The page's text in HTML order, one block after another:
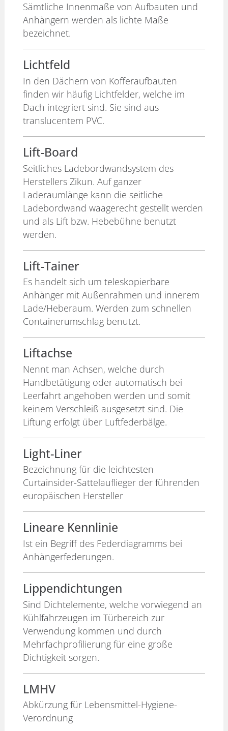
Sämtliche Innenmaße von Aufbauten und
Anhängern werden als lichte Maße
bezeichnet.
Lichtfeld
In den Dächern von Kofferaufbauten
finden wir häufig Lichtfelder, welche im
Dach integriert sind. Sie sind aus
translucentem PVC.
Lift-Board
Seitliches Ladebordwandsystem des
Herstellers Zikun. Auf ganzer
Laderaumlänge kann die seitliche
Ladebordwand waagerecht gestellt werden
und als Lift bzw. Hebebühne benutzt
werden.
Lift-Tainer
Es handelt sich um teleskopierbare
Anhänger mit Außenrahmen und innerem
Lade/Heberaum. Werden zum schnellen
Containerumschlag benutzt.
Liftachse
Nennt man Achsen, welche durch
Handbetätigung oder automatisch bei
Leerfahrt angehoben werden und somit
keinem Verschleiß ausgesetzt sind. Die
Liftung erfolgt über Luftfederbälge.
Light-Liner
Bezeichnung für die leichtesten
Curtainsider-Sattelauflieger der führenden
europäischen Hersteller
Lineare Kennlinie
Ist ein Begriff des Federdiagramms bei
Anhängerfederungen.
Lippendichtungen
Sind Dichtelemente, welche vorwiegend an
Kühlfahrzeugen im Türbereich zur
Verwendung kommen und durch
Mehrfachprofilierung für eine große
Dichtigkeit sorgen.
LMHV
Abkürzung für Lebensmittel-Hygiene-
Verordnung